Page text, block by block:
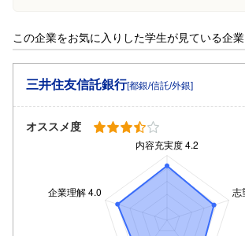
この企業をお気に入りした学生が見ている企業
三井住友信託銀行[都銀/信託/外銀]
オススメ度